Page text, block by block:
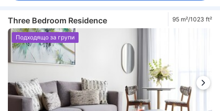
Three Bedroom Residence 95 m²/1023 ft²
Подходящо за групи